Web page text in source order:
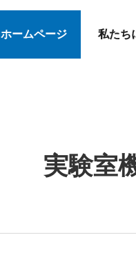
ホームページ 私たち
実験室